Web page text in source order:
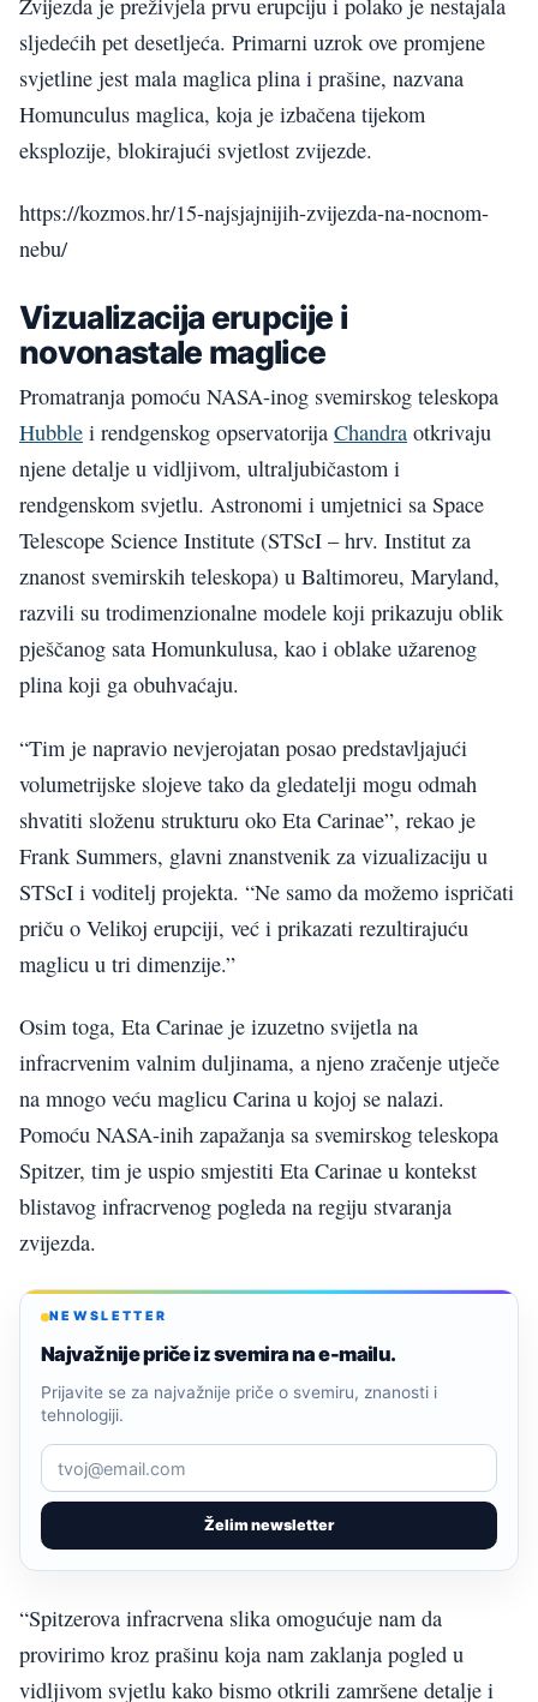
sljedećih pet desetljeća. Primarni uzrok ove promjene
svjetline jest mala maglica plina i prašine, nazvana
Homunculus maglica, koja je izbačena tijekom
eksplozije, blokirajući svjetlost zvijezde.
https://kozmos.hr/15-najsjajnijih-zvijezda-na-nocnom-
nebu/
Vizualizacija erupcije i
novonastale maglice
Promatranja pomoću NASA-inog svemirskog teleskopa
Hubble i rendgenskog opservatorija Chandra otkrivaju
njene detalje u vidljivom, ultraljubičastom i
rendgenskom svjetlu. Astronomi i umjetnici sa Space
Telescope Science Institute (STScI – hrv. Institut za
znanost svemirskih teleskopa) u Baltimoreu, Maryland,
razvili su trodimenzionalne modele koji prikazuju oblik
pješčanog sata Homunkulusa, kao i oblake užarenog
plina koji ga obuhvaćaju.
“Tim je napravio nevjerojatan posao predstavljajući
volumetrijske slojeve tako da gledatelji mogu odmah
shvatiti složenu strukturu oko Eta Carinae”, rekao je
Frank Summers, glavni znanstvenik za vizualizaciju u
STScI i voditelj projekta. “Ne samo da možemo ispričati
priču o Velikoj erupciji, već i prikazati rezultirajuću
maglicu u tri dimenzije.”
Osim toga, Eta Carinae je izuzetno svijetla na
infracrvenim valnim duljinama, a njeno zračenje utječe
na mnogo veću maglicu Carina u kojoj se nalazi.
Pomoću NASA-inih zapažanja sa svemirskog teleskopa
Spitzer, tim je uspio smjestiti Eta Carinae u kontekst
blistavog infracrvenog pogleda na regiju stvaranja
zvijezda.
NEWSLETTER
Najvažnije priče iz svemira na e-mailu.
Želim newsletter
Prijavite se za najvažnije priče o svemiru, znanosti i
tehnologiji.
“Spitzerova infracrvena slika omogućuje nam da
provirimo kroz prašinu koja nam zaklanja pogled u
vidljivom svjetlu kako bismo otkrili zamršene detalje i